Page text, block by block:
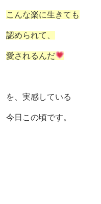
こんな楽に生きても
認められて、
愛されるんだ
を、実感している
今日この頃です。